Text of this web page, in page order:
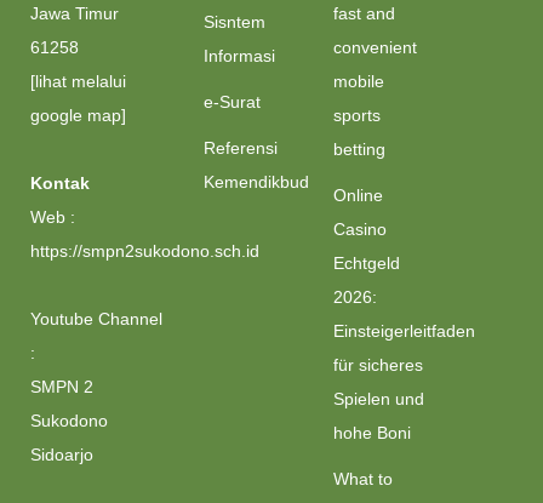
Jawa Timur
61258
[lihat melalui
google map]
Kontak
Web :
https://smpn2sukodono.sch.id
Youtube Channel
:
SMPN 2
Sukodono
Sidoarjo
Sisntem
Informasi
e-Surat
Referensi
Kemendikbud
fast and
convenient
mobile
sports
betting
Online
Casino
Echtgeld
2026:
Einsteigerleitfaden
für sicheres
Spielen und
hohe Boni
What to